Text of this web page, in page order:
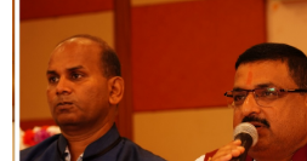
सुदूरपश्चिम
मधेश
विशेष
राजनीति